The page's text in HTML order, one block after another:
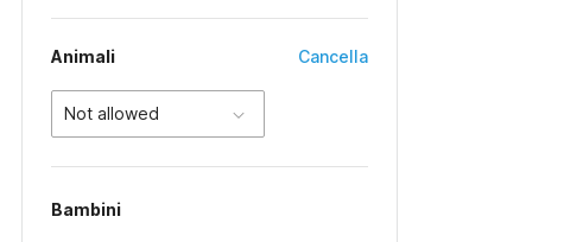
Animali Cancella
Not allowed
Bambini